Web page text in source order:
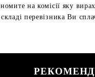
на комісії яку
перевізника Ви